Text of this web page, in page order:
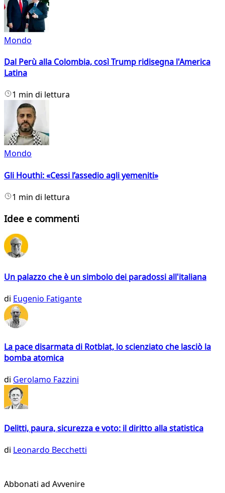
Mondo
Dal Perù alla Colombia, così Trump ridisegna l'America
Latina
1 min di lettura
Mondo
Gli Houthi: «Cessi l’assedio agli yemeniti»
1 min di lettura
Idee e commenti
Un palazzo che è un simbolo dei paradossi all'italiana
di Eugenio Fatigante
La pace disarmata di Rotblat, lo scienziato che lasciò la
bomba atomica
di Gerolamo Fazzini
Delitti, paura, sicurezza e voto: il diritto alla statistica
di Leonardo Becchetti
Abbonati ad Avvenire